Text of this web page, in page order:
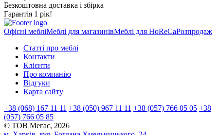
Безкоштовна доставка і збірка
Гарантія 1 рік!
Офісні мебліМеблі для магазинівМеблі для HoReCaРозпродаж
Статті про меблі
Контакти
Клієнти
Про компанію
Відгуки
Карта сайту
+38 (068) 167 11 11 +38 (050) 967 11 11 +38 (057) 766 05 05 +38
(057) 766 05 85
© ТОВ Мегас, 2026